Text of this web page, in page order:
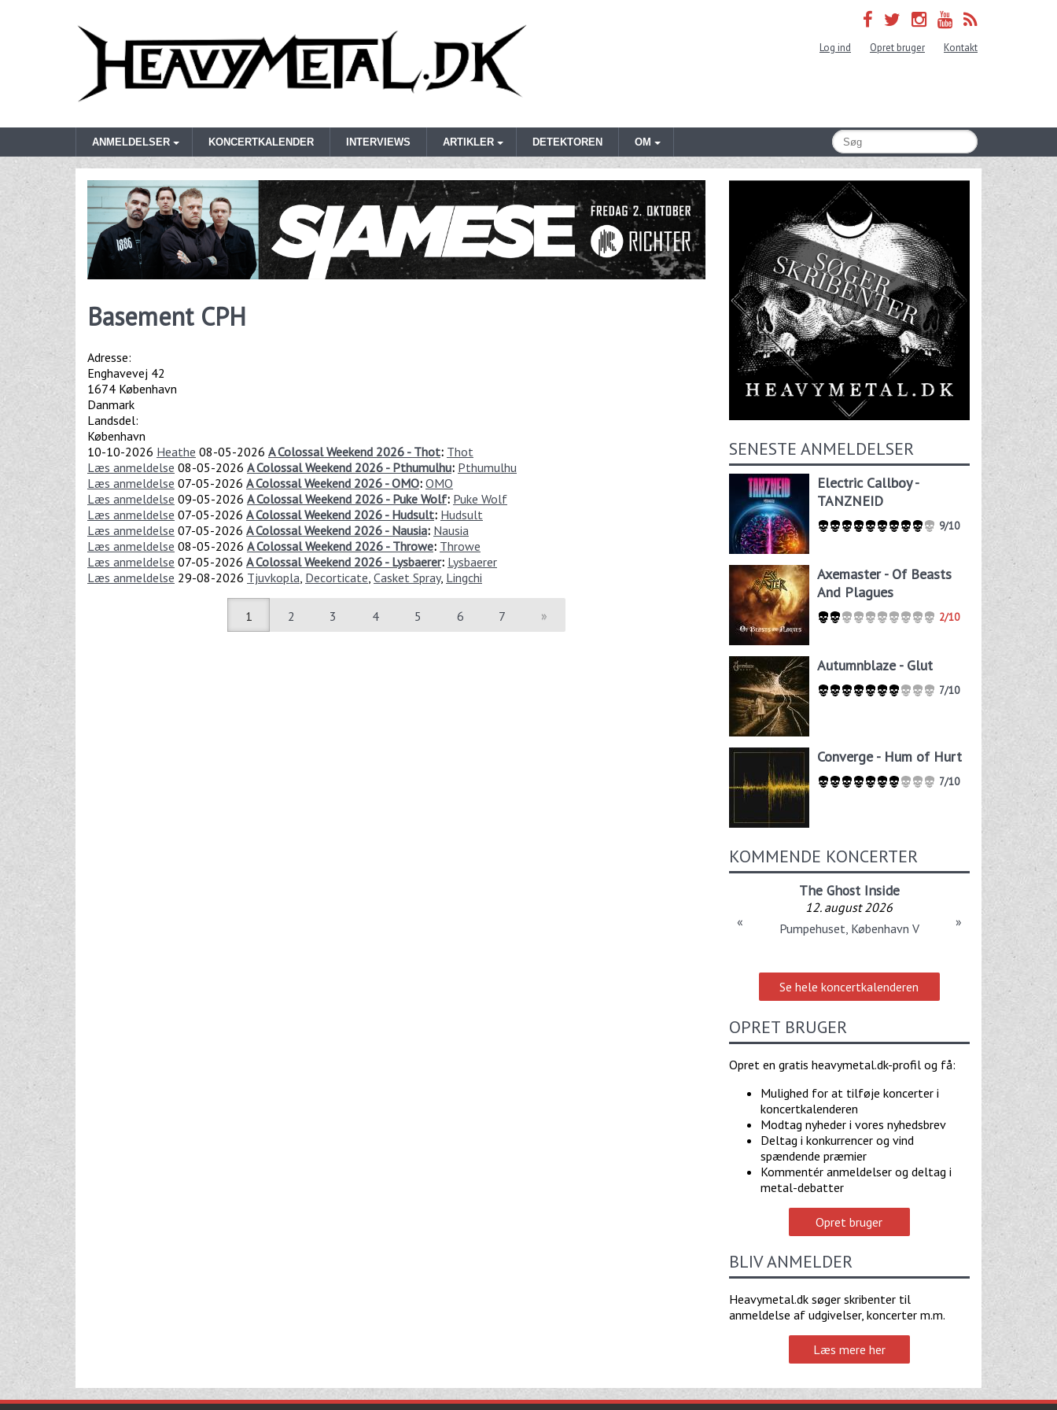
Log ind Opret bruger Kontakt
ANMELDELSER KONCERTKALENDER INTERVIEWS ARTIKLER DETEKTOREN OM
Basement CPH
Adresse:
Enghavevej 42
1674 København
Danmark
Landsdel:
København
10-10-2026 Heathe 08-05-2026 A Colossal Weekend 2026 - Thot: Thot
Læs anmeldelse 08-05-2026 A Colossal Weekend 2026 - Pthumulhu: Pthumulhu
Læs anmeldelse 07-05-2026 A Colossal Weekend 2026 - OMO: OMO
Læs anmeldelse 09-05-2026 A Colossal Weekend 2026 - Puke Wolf: Puke Wolf
Læs anmeldelse 07-05-2026 A Colossal Weekend 2026 - Hudsult: Hudsult
Læs anmeldelse 07-05-2026 A Colossal Weekend 2026 - Nausia: Nausia
Læs anmeldelse 08-05-2026 A Colossal Weekend 2026 - Throwe: Throwe
Læs anmeldelse 07-05-2026 A Colossal Weekend 2026 - Lysbaerer: Lysbaerer
Læs anmeldelse 29-08-2026 Tjuvkopla, Decorticate, Casket Spray, Lingchi
1 2 3 4 5 6 7 »
SENESTE ANMELDELSER
Electric Callboy -
TANZNEID
9/10
Axemaster - Of Beasts
And Plagues
2/10
Autumnblaze - Glut
7/10
Converge - Hum of Hurt
7/10
KOMMENDE KONCERTER
The Ghost Inside
12. august 2026
Pumpehuset, København V
« »
Se hele koncertkalenderen
OPRET BRUGER
Opret en gratis heavymetal.dk-profil og få:
Mulighed for at tilføje koncerter i
koncertkalenderen
Modtag nyheder i vores nyhedsbrev
Deltag i konkurrencer og vind
spændende præmier
Kommentér anmeldelser og deltag i
metal-debatter
Opret bruger
BLIV ANMELDER
Heavymetal.dk søger skribenter til
anmeldelse af udgivelser, koncerter m.m.
Læs mere her